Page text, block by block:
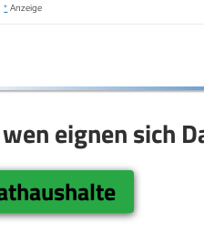
* Anzeige
eignen sich